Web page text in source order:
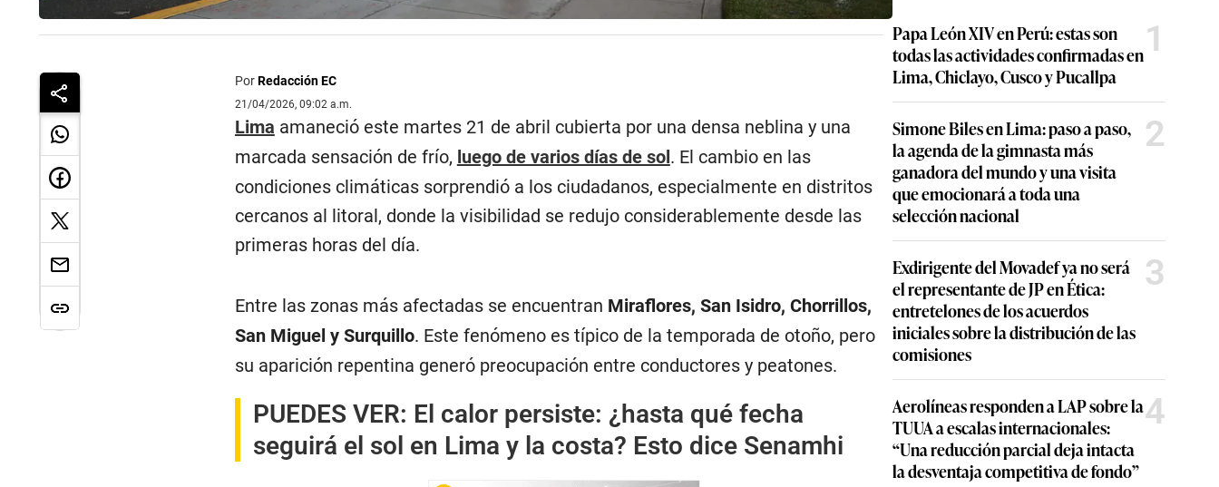
PorRedacción EC
21/04/2026, 09:02 a.m.
Lima amaneció este martes 21 de abril cubierta por una densa neblina y una
marcada sensación de frío, luego de varios días de sol. El cambio en las
condiciones climáticas sorprendió a los ciudadanos, especialmente en distritos
cercanos al litoral, donde la visibilidad se redujo considerablemente desde las
primeras horas del día.
Entre las zonas más afectadas se encuentran Miraflores, San Isidro, Chorrillos,
San Miguel y Surquillo. Este fenómeno es típico de la temporada de otoño, pero
su aparición repentina generó preocupación entre conductores y peatones.
PUEDES VER: El calor persiste: ¿hasta qué fecha
seguirá el sol en Lima y la costa? Esto dice Senamhi
Papa León XIV en Perú: estas son
todas las actividades confirmadas en
Lima, Chiclayo, Cusco y Pucallpa
1
Simone Biles en Lima: paso a paso,
la agenda de la gimnasta más
ganadora del mundo y una visita
que emocionará a toda una
selección nacional
2
Exdirigente del Movadef ya no será
el representante de JP en Ética:
entretelones de los acuerdos
iniciales sobre la distribución de las
comisiones
3
Aerolíneas responden a LAP sobre la
TUUA a escalas internacionales:
“Una reducción parcial deja intacta
la desventaja competitiva de fondo”
4